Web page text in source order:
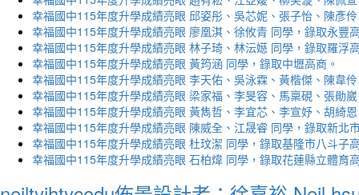
幸福國中115年度升學成績亮眼 邱姿彤、吳芯妮、張子怡、陳彥
幸福國中115年度升學成績亮眼 廖凰淇、徐攸青 同學，錄取永豐
幸福國中115年度升學成績亮眼 林子琦、林沄嬨 同學，錄取羅浮
幸福國中115年度升學成績亮眼 黃筠涵 同學，錄取中壢高商。
幸福國中115年度升學成績亮眼 李天佑、吳泳霖、黃楷傑、陳韋
幸福國中115年度升學成績亮眼 梁家福、李旻容、馬稟硯、張勛
幸福國中115年度升學成績亮眼 黃雋哲、李宜芯、李宣妤、胡綺
幸福國中115年度升學成績亮眼 陳威全、江晟睿 同學，錄取新北
幸福國中115年度升學成績亮眼 杜玟潔 同學，錄取基隆市八斗子
幸福國中115年度升學成績亮眼 石柏煒 同學，錄取花蓮縣立體育